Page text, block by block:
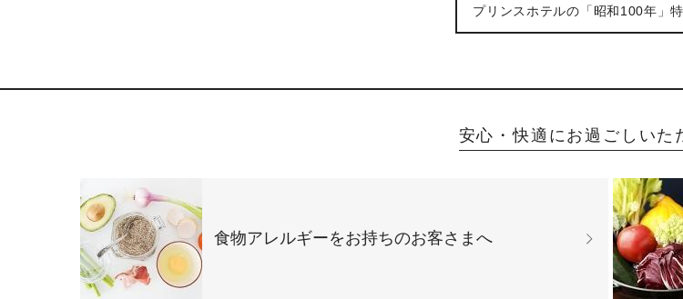
プリンスホテルの「昭和100年」
安心・快適にお過ごしいた
食物アレルギーをお持ちのお客さまへ